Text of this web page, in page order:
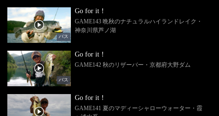
バス
Go for it！
GAME143 晩秋のナチュラルハイランドレイク・
神奈川県芦ノ湖
バス
Go for it！
GAME142 秋のリザーバー・京都府大野ダム
Go for it！
GAME141 夏のマディーシャローウォーター・霞